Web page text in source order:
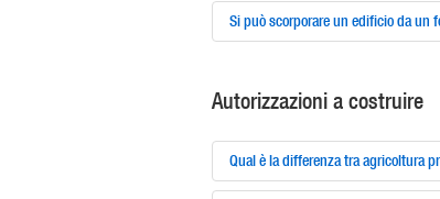
Si può scorporare un edificio da un
Autorizzazioni a costruire
Qual è la differenza tra agricoltura